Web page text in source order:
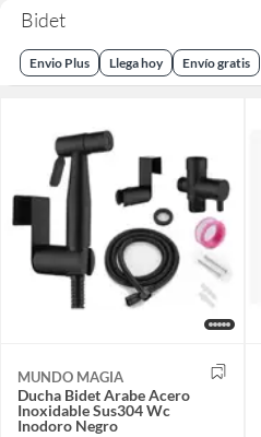
Bidet
Envio Plus Llega hoy Envío gratis
MUNDO MAGIA
Ducha Bidet Arabe Acero
Inoxidable Sus304 Wc
Inodoro Negro